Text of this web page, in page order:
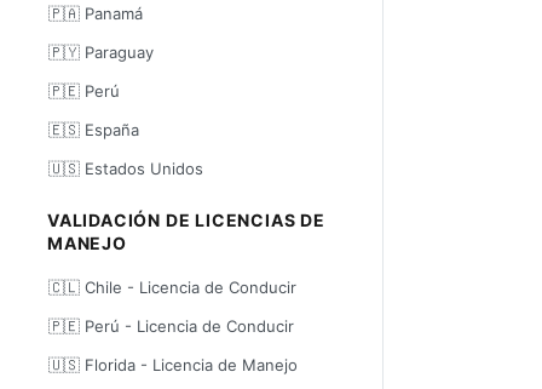
🇵🇦 Panamá
🇵🇾 Paraguay
🇵🇪 Perú
🇪🇸 España
🇺🇸 Estados Unidos
VALIDACIÓN DE LICENCIAS DE
MANEJO
🇨🇱 Chile - Licencia de Conducir
🇵🇪 Perú - Licencia de Conducir
🇺🇸 Florida - Licencia de Manejo